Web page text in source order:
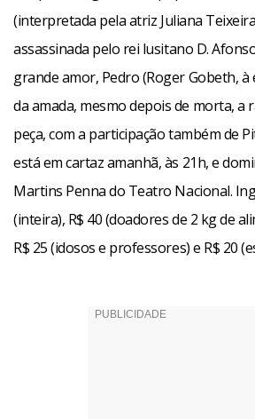
(interpretada pela atriz Juliana
assassinada pelo rei lusitano D.
grande amor, Pedro (Roger Gobeth, à
da amada, mesmo depois de morta, a
peça, com a participação também de
está em cartaz amanhã, às 21h, e
Martins Penna do Teatro Nacional.
(inteira), R$ 40 (doadores de 2 kg de
R$ 25 (idosos e professores) e R$ 20